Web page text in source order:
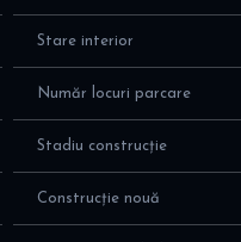
de spălat rufe cu uscător
Stare interior
Număr locuri parcare
Stadiu construcție
Construcție nouă